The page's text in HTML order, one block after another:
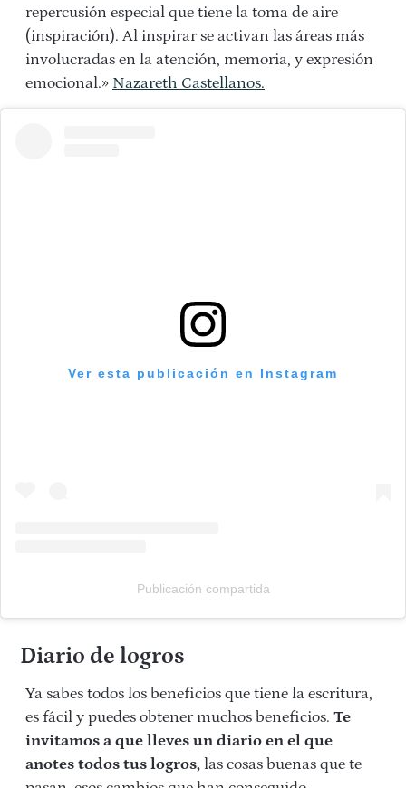
repercusión especial que tiene la toma de aire
(inspiración). Al inspirar se activan las áreas más
involucradas en la atención, memoria, y expresión
emocional.» Nazareth Castellanos.
Ver esta publicación en Instagram
Publicación compartida
Diario de logros
Ya sabes todos los beneficios que tiene la escritura,
es fácil y puedes obtener muchos beneficios. Te
invitamos a que lleves un diario en el que
anotes todos tus logros, las cosas buenas que te